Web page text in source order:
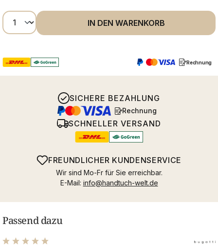
Produkt Anzahl: Gib den gewünschten
IN DEN WARENKORB
Rechnung
SICHERE BEZAHLUNG
Rechnung
SCHNELLER VERSAND
FREUNDLICHER KUNDENSERVICE
Wir sind Mo-Fr für Sie erreichbar.
E-Mail: info@handtuch-welt.de
Passend dazu